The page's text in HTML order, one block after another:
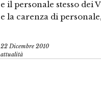
e il personale stesso dei
e la carenza di
22 Dicembre 2010
attualità